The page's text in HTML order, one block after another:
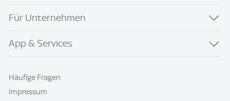
Für Unternehmen
App & Services
Häufige Fragen
Impressum